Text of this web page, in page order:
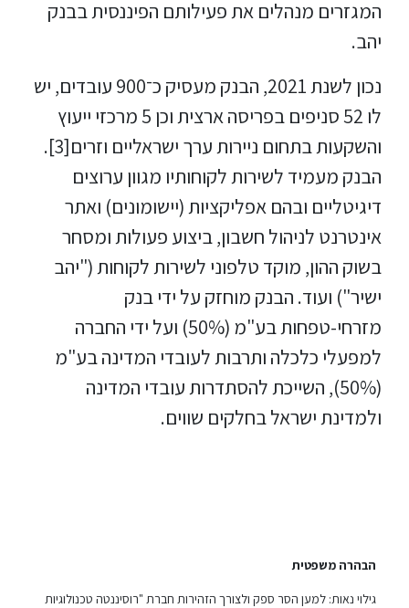
המגזרים מנהלים את פעילותם הפיננסית בבנק
יהב.
נכון לשנת 2021, הבנק מעסיק כ־900 עובדים, יש
לו 52 סניפים בפריסה ארצית וכן 5 מרכזי ייעוץ
והשקעות בתחום ניירות ערך ישראליים וזרים[3].
הבנק מעמיד לשירות לקוחותיו מגוון ערוצים
דיגיטליים ובהם אפליקציות (יישומונים) ואתר
אינטרנט לניהול חשבון, ביצוע פעולות ומסחר
בשוק ההון, מוקד טלפוני לשירות לקוחות ("יהב
ישיר") ועוד. הבנק מוחזק על ידי בנק
מזרחי-טפחות בע"מ (50%) ועל ידי החברה
למפעלי כלכלה ותרבות לעובדי המדינה בע"מ
(50%), השייכת להסתדרות עובדי המדינה
ולמדינת ישראל בחלקים שווים.
הבהרה משפטית
גילוי נאות: למען הסר ספק ולצורך הזהירות חברת "רוסיננטה טכנולוגיות